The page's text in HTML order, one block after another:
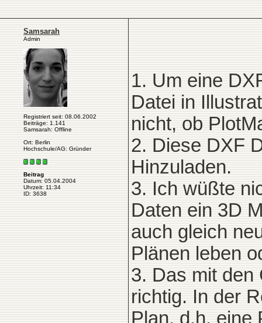
Samsarah
Admin
Registriert seit: 08.06.2002
Beiträge: 1.141
Samsarah: Offline
Ort: Berlin
Hochschule/AG: Gründer
Beitrag
Datum: 05.04.2004
Uhrzeit: 11:34
ID: 3638
1. Um eine
Datei in
nicht, ob
2. Diese DXF
Hinzuladen.
3. Ich wüßte
Daten ein 3D
auch gleich
Plänen leben
3. Das mit den
richtig. In der
Plan, d.h. eine